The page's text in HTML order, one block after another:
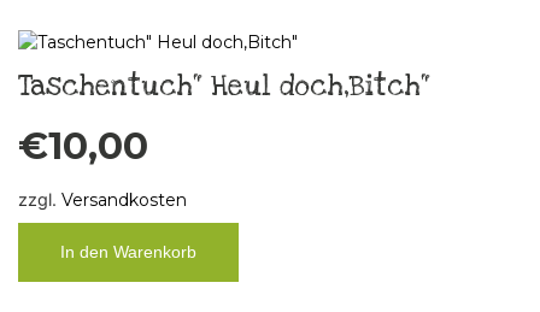
Taschentuch“ Heul doch,Bitch“
€10,00
zzgl. Versandkosten
In den Warenkorb